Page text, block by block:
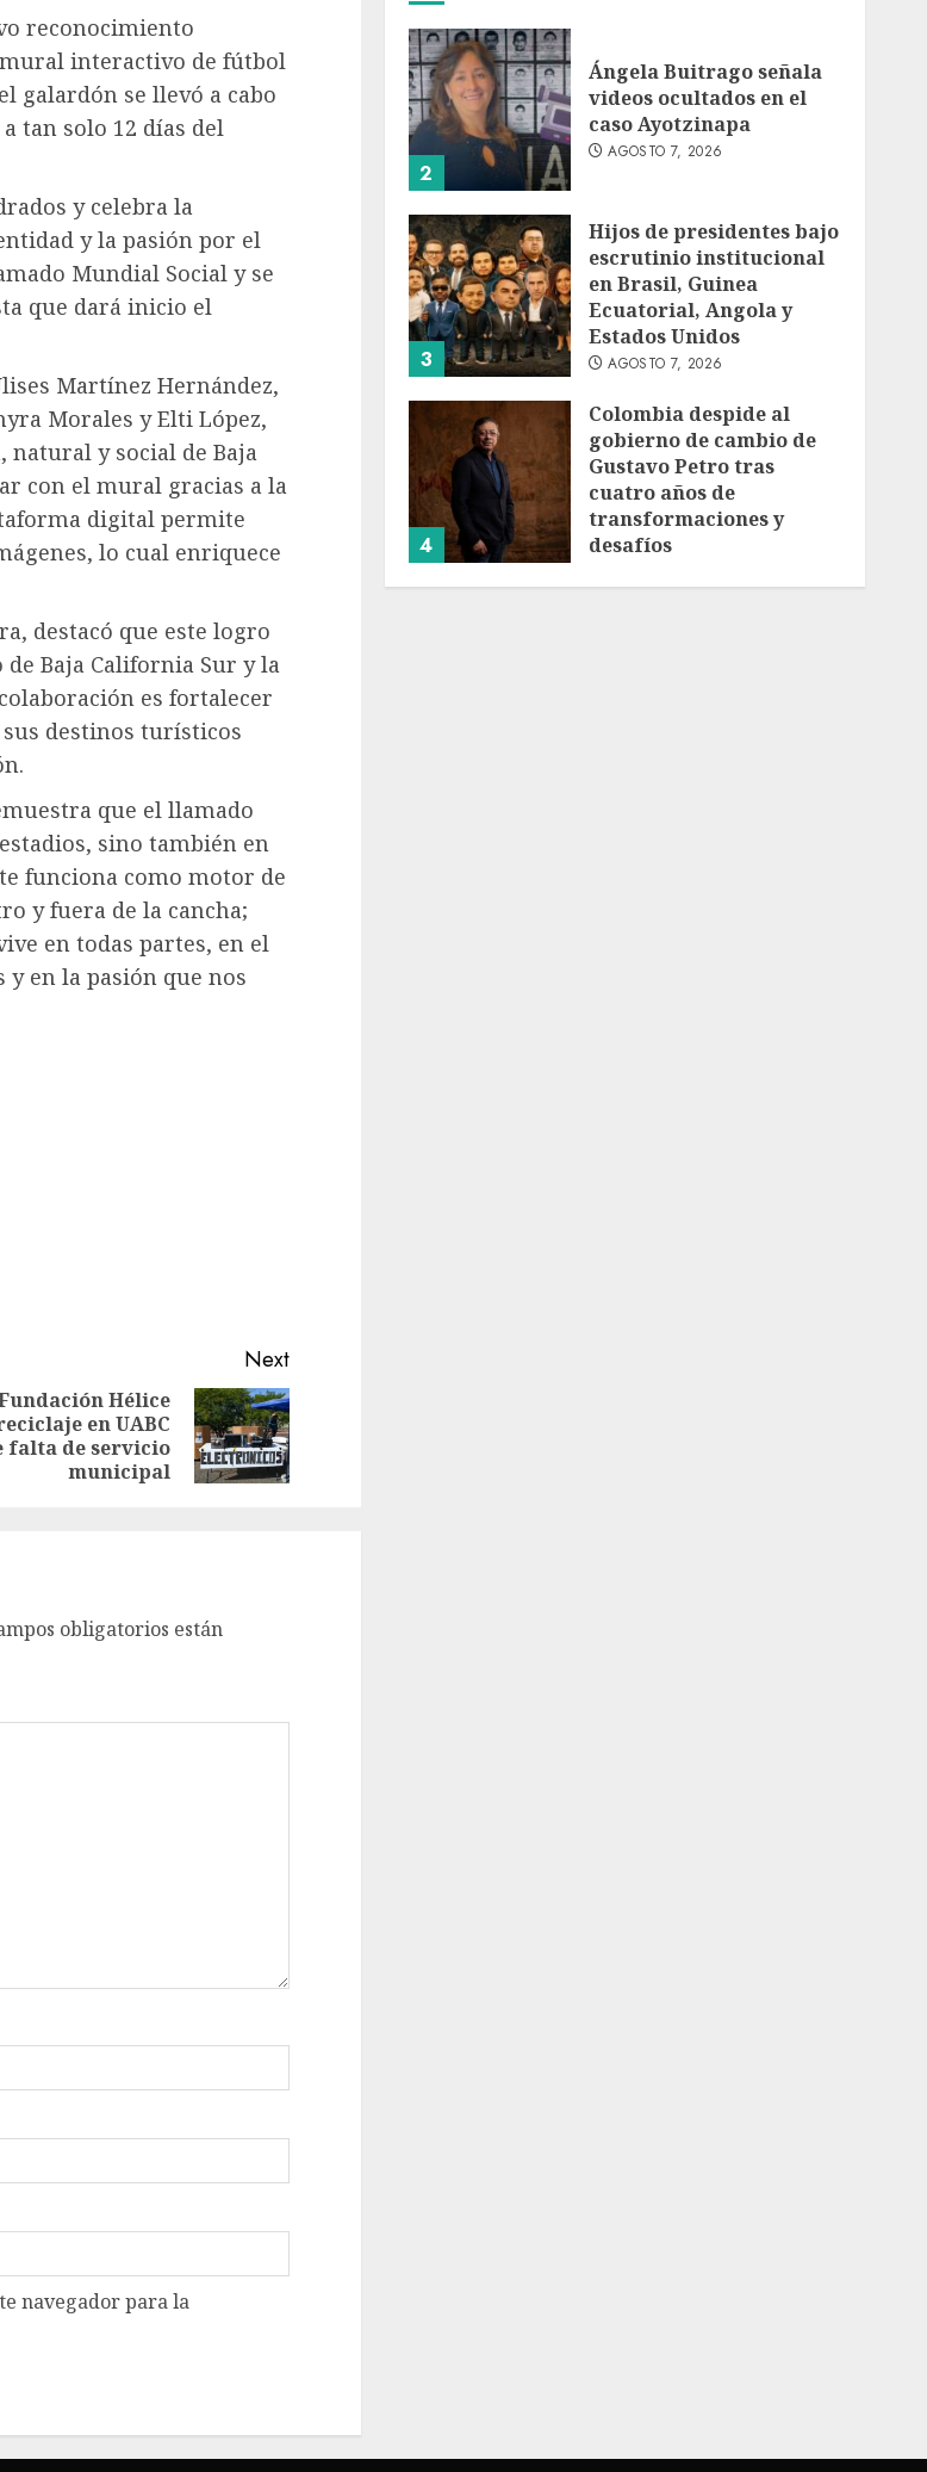
reconocimiento
interactivo de fútbol
galardón se llevó a cabo
tan solo 12 días del
y celebra la
y la pasión por el
Mundial Social y se
que dará inicio el
Martínez Hernández,
Morales y Elti López,
y social de Baja
con el mural gracias a la
digital permite
lo cual enriquece
destacó que este logro
Baja California Sur y la
es fortalecer
destinos turísticos
que el llamado
sino también en
funciona como motor de
y fuera de la cancha;
en todas partes, en el
en la pasión que nos
Next
Hélice
en UABC
falta de servicio
municipal
obligatorios están
navegador para la
2
Ángela Buitrago señala
videos ocultados en el
caso Ayotzinapa
AGOSTO 7, 2026
3
Hijos de presidentes bajo
escrutinio institucional
en Brasil, Guinea
Ecuatorial, Angola y
Estados Unidos
AGOSTO 7, 2026
4
Colombia despide al
gobierno de cambio de
Gustavo Petro tras
cuatro años de
transformaciones y
desafíos